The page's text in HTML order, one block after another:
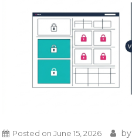
Posted onJune 15, 2026 by